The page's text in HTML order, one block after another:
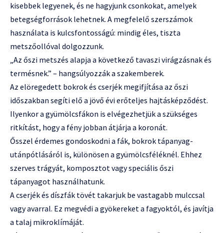
kisebbek legyenek, és ne hagyjunk csonkokat, amelyek
betegségforrások lehetnek. A megfelelő szerszámok
használata is kulcsfontosságú: mindig éles, tiszta
metszőollóval dolgozzunk.
„Az őszi metszés alapja a következő tavaszi virágzásnak és
termésnek.” – hangsúlyozzák a szakemberek.
Az elöregedett bokrok és cserjék megifjítása az őszi
időszakban segíti elő a jövő évi erőteljes hajtásképződést.
Ilyenkor a gyümölcsfákon is elvégezhetjük a szükséges
ritkítást, hogy a fény jobban átjárja a koronát.
Ősszel érdemes gondoskodni a fák, bokrok tápanyag-
utánpótlásáról is, különösen a gyümölcsféléknél. Ehhez
szerves trágyát, komposztot vagy speciális őszi
tápanyagot használhatunk.
A cserjék és díszfák tövét takarjuk be vastagabb mulccsal
vagy avarral. Ez megvédi a gyökereket a fagyoktól, és javítja
a talaj mikroklímáját.